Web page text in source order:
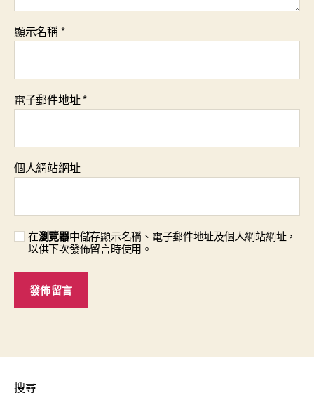
顯示名稱*
電子郵件地址*
個人網站網址
在瀏覽器中儲存顯示名稱、電子郵件地址及個人網站網址，
以供下次發佈留言時使用。
搜尋